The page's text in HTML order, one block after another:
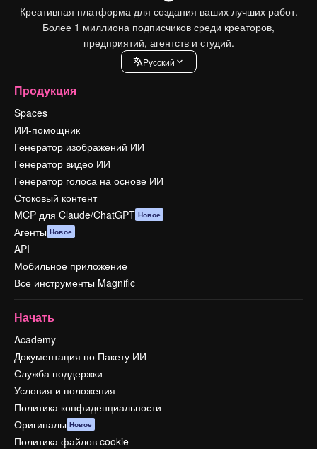
Креативная платформа для создания ваших лучших работ.
Более 1 миллиона подписчиков среди креаторов,
предприятий, агентств и студий.
Pусский
Продукция
Spaces
ИИ-помощник
Генератор изображений ИИ
Генератор видео ИИ
Генератор голоса на основе ИИ
Стоковый контент
MCP для Claude/ChatGPT Новое
Агенты Новое
API
Мобильное приложение
Все инструменты Magnific
Начать
Academy
Документация по Пакету ИИ
Служба поддержки
Условия и положения
Политика конфиденциальности
Оригиналы Новое
Политика файлов cookie